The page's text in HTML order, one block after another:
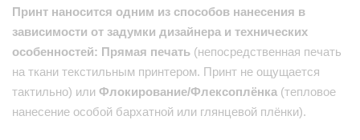
Принт наносится одним из способов нанесения в
зависимости от задумки дизайнера и технических
особенностей: Прямая печать (непосредственная печать
на ткани текстильным принтером. Принт не ощущается
тактильно) или Флокирование/Флексоплёнка (тепловое
нанесение особой бархатной или глянцевой плёнки).